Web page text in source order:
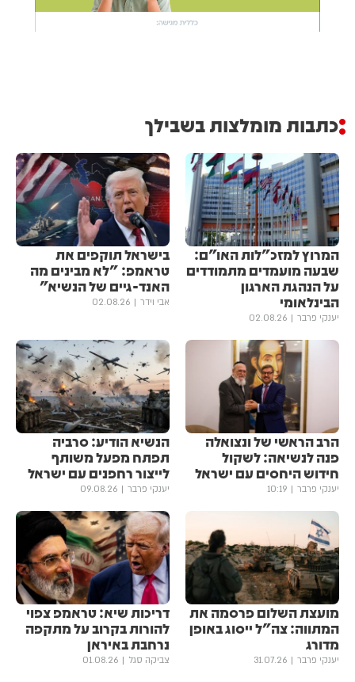
כתבות מומלצות בשבילך
המרוץ למזכ"לות האו"ם:
שבעה מועמדים מתמודדים
על הנהגת הארגון
הבינלאומי
יענקי פרבר 02.08.26
בישראל תוקפים את
טראמפ: "לא מבינים מה
האנד-גיים של הנשיא"
אבי וידר 02.08.26
הרב הראשי של ונצואלה
פנה לנשיאה: לשקול
חידוש היחסים עם ישראל
יענקי פרבר 10:19
הנשיא הודיע: סרביה
תפתח מפעל משותף
לייצור רחפנים עם ישראל
יענקי פרבר 09.08.26
מועצת השלום פרסמה את
המתווה: צה"ל ייסוג באופן
מדורג
יענקי פרבר 31.07.26
דריכות שיא: טראמפ צפוי
להורות בקרוב על מתקפה
נרחבת באיראן
צביקה סגל 01.08.26